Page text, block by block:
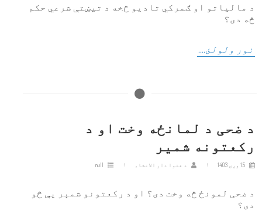
د مالیاتو او ګمرکي تادیو څخه د تیښتې شرعي حکم
څه دی؟
نور ولولئ....
د ضحی د لمانځه وخت او د
رکعتونه شمیر
د فتوا دار الانشاء
د ضحی لمونځ څه وخت دی؟ او د رکعتونو شمېر یې څو
دی؟